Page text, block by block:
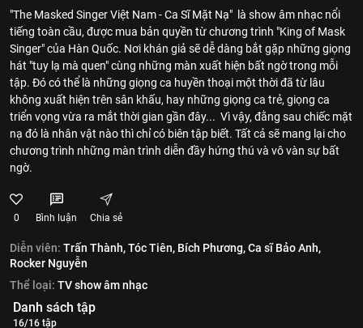
"The Masked Singer Việt Nam - Ca Sĩ Mặt Nạ" là show âm nhạc nổi
tiếng toàn cầu, được mua bản quyền từ chương trình "King of Mask
Singer" của Hàn Quốc. Nơi khán giả sẽ dễ dàng bắt gặp những giọng
hát "tuy lạ mà quen" cùng những màn xuất hiện bất ngờ trong mỗi
tập. Đó có thể là những giọng ca huyền thoại một thời đã từ lâu
không xuất hiện trên sân khấu, hay những giọng ca trẻ, giọng ca
triển vọng vừa ra mắt thời gian gần đây... Vì vậy, đằng sau chiếc mặt
nạ đó là nhân vật nào thì chỉ có biên tập biết. Tất cả sẽ mang lại cho
chương trình những màn trình diễn đầy hứng thú và vô vàn sự bất
ngờ.
0 Bình luận Chia sẻ
Diễn viên: Trấn Thành,Tóc Tiên, Bích Phương,Ca sĩ Bảo Anh,
Rocker Nguyễn
Thể loại: TV show âm nhạc
Danh sách tập
16/16 tập